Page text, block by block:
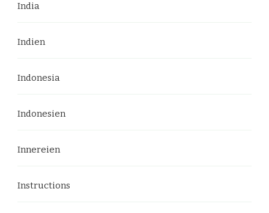
India
Indien
Indonesia
Indonesien
Innereien
Instructions